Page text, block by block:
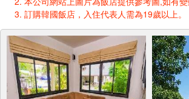
訂購韓國飯店，入住代表人需為19歲以上。